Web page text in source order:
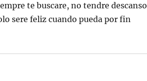
te buscare, no tendre descanso
sere feliz cuando pueda por fin